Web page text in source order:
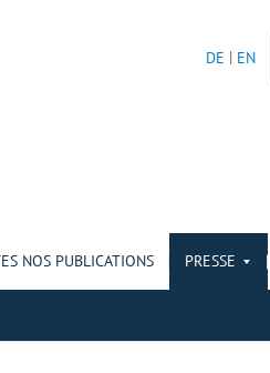
DE EN
NOS PUBLICATIONS PRESSE